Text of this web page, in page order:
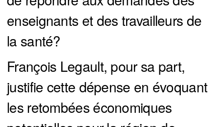
enseignants et des travailleurs de
la santé?
François Legault, pour sa part,
justifie cette dépense en évoquant
les retombées économiques